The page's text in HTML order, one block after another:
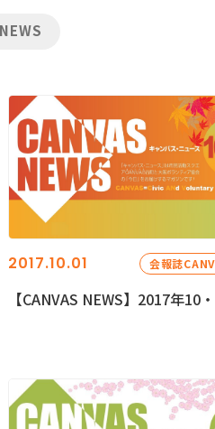
2017.10.01 会報誌
【CANVAS NEWS】2017年10